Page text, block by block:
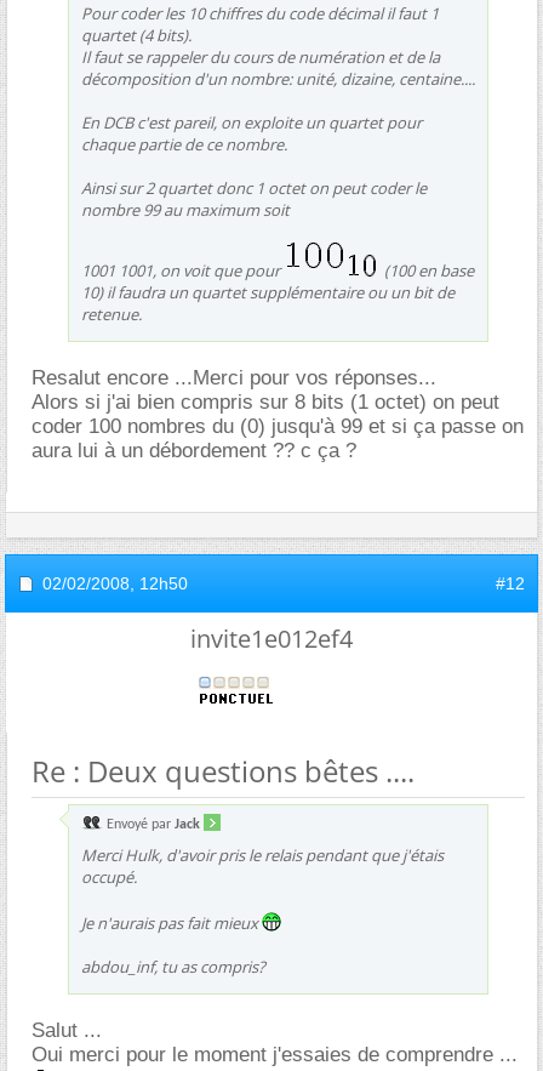
Pour coder les 10 chiffres du code décimal il faut 1
quartet (4 bits).
Il faut se rappeler du cours de numération et de la
décomposition d'un nombre: unité, dizaine, centaine....
En DCB c'est pareil, on exploite un quartet pour
chaque partie de ce nombre.
Ainsi sur 2 quartet donc 1 octet on peut coder le
nombre 99 au maximum soit
1001 1001, on voit que pour
(100 en base
10) il faudra un quartet supplémentaire ou un bit de
retenue.
Resalut encore ...Merci pour vos réponses...
Alors si j'ai bien compris sur 8 bits (1 octet) on peut
coder 100 nombres du (0) jusqu'à 99 et si ça passe on
aura lui à un débordement ?? c ça ?
02/02/2008, 12h50 #12
invite1e012ef4
Re : Deux questions bêtes ....
Envoyé par Jack
Merci Hulk, d'avoir pris le relais pendant que j'étais
occupé.
Je n'aurais pas fait mieux
abdou_inf, tu as compris?
Salut ...
Oui merci pour le moment j'essaies de comprendre ...